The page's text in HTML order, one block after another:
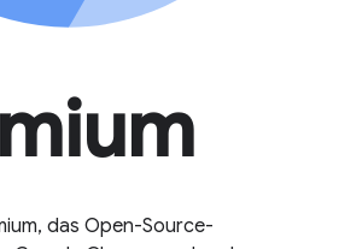
das Open-Source-